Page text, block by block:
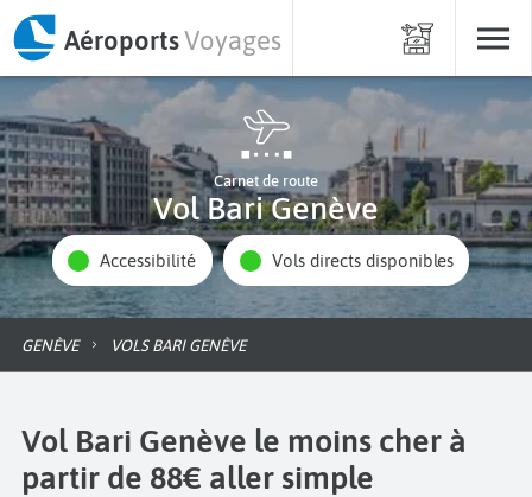
AéroportsVoyages
Carnet de route
Vol Bari Genève
Accessibilité Vols directs disponibles
GENÈVE VOLS BARI GENÈVE
Vol Bari Genève le moins cher à
partir de 88€ aller simple